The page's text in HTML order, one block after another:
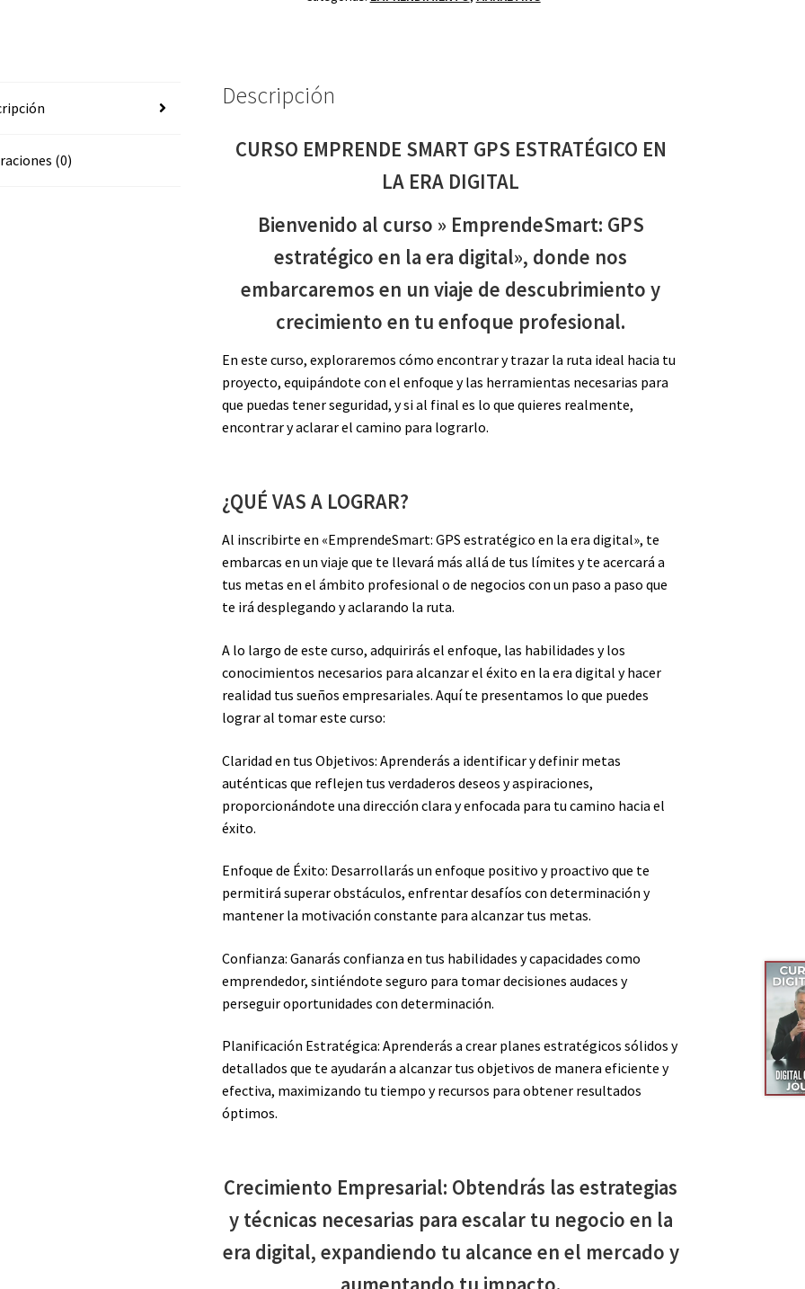
DIGITAL
cantidad
(0)
Descripción
CURSO EMPRENDE SMART GPS ESTRATÉGICO EN
LA ERA DIGITAL
Bienvenido al curso » EmprendeSmart: GPS
estratégico en la era digital», donde nos
embarcaremos en un viaje de descubrimiento y
crecimiento en tu enfoque profesional.
En este curso, exploraremos cómo encontrar y trazar la ruta ideal hacia tu
proyecto, equipándote con el enfoque y las herramientas necesarias para
que puedas tener seguridad, y si al final es lo que quieres realmente,
encontrar y aclarar el camino para lograrlo.
¿QUÉ VAS A LOGRAR?
Al inscribirte en «EmprendeSmart: GPS estratégico en la era digital», te
embarcas en un viaje que te llevará más allá de tus límites y te acercará a
tus metas en el ámbito profesional o de negocios con un paso a paso que
te irá desplegando y aclarando la ruta.
A lo largo de este curso, adquirirás el enfoque, las habilidades y los
conocimientos necesarios para alcanzar el éxito en la era digital y hacer
realidad tus sueños empresariales. Aquí te presentamos lo que puedes
lograr al tomar este curso:
Claridad en tus Objetivos: Aprenderás a identificar y definir metas
auténticas que reflejen tus verdaderos deseos y aspiraciones,
proporcionándote una dirección clara y enfocada para tu camino hacia el
éxito.
Enfoque de Éxito: Desarrollarás un enfoque positivo y proactivo que te
permitirá superar obstáculos, enfrentar desafíos con determinación y
mantener la motivación constante para alcanzar tus metas.
Confianza: Ganarás confianza en tus habilidades y capacidades como
emprendedor, sintiéndote seguro para tomar decisiones audaces y
perseguir oportunidades con determinación.
Planificación Estratégica: Aprenderás a crear planes estratégicos sólidos y
detallados que te ayudarán a alcanzar tus objetivos de manera eficiente y
efectiva, maximizando tu tiempo y recursos para obtener resultados
óptimos.
Crecimiento Empresarial: Obtendrás las estrategias
y técnicas necesarias para escalar tu negocio en la
era digital, expandiendo tu alcance en el mercado y